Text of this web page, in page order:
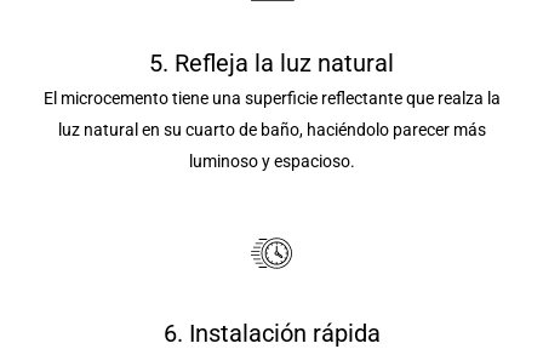
5. Refleja la luz natural
El microcemento tiene una superficie reflectante que realza la
luz natural en su cuarto de baño, haciéndolo parecer más
luminoso y espacioso.
6. Instalación rápida